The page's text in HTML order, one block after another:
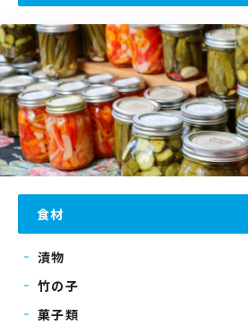
食材
漬物
竹の子
菓子類